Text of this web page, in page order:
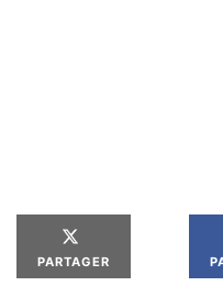
PARTAGER